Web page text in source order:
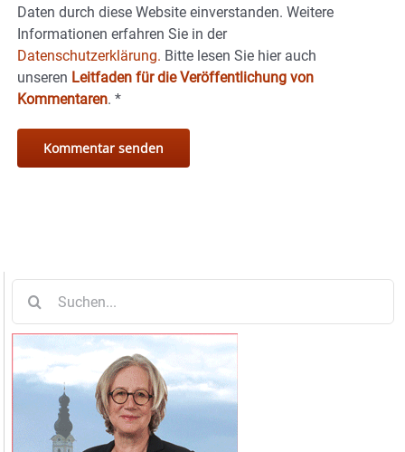
Daten durch diese Website einverstanden. Weitere
Informationen erfahren Sie in der
Datenschutzerklärung. Bitte lesen Sie hier auch
unseren Leitfaden für die Veröffentlichung von
Kommentaren. *
nach: